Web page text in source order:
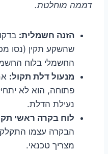
דממה מוחלטת.
הזנה חשמלית:
שהשקע תקין (נסו
החשמלי בלוח
מנעול דלת תקול:
פתוחה, הוא לא
נעילת הדלת.
לוח בקרה ראשי
הבקרה עצמו
מצריך טכנאי.